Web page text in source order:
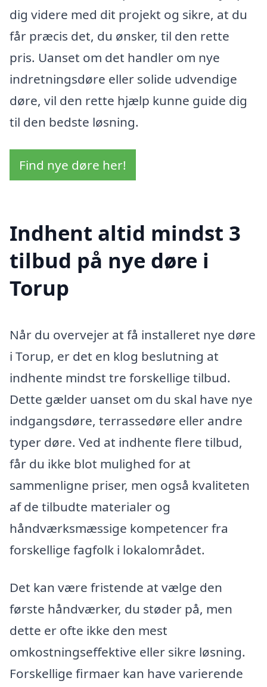
dig videre med dit projekt og sikre, at du
får præcis det, du ønsker, til den rette
pris. Uanset om det handler om nye
indretningsdøre eller solide udvendige
døre, vil den rette hjælp kunne guide dig
til den bedste løsning.
Find nye døre her!
Indhent altid mindst 3
tilbud på nye døre i
Torup
Når du overvejer at få installeret nye døre
i Torup, er det en klog beslutning at
indhente mindst tre forskellige tilbud.
Dette gælder uanset om du skal have nye
indgangsdøre, terrassedøre eller andre
typer døre. Ved at indhente flere tilbud,
får du ikke blot mulighed for at
sammenligne priser, men også kvaliteten
af de tilbudte materialer og
håndværksmæssige kompetencer fra
forskellige fagfolk i lokalområdet.
Det kan være fristende at vælge den
første håndværker, du støder på, men
dette er ofte ikke den mest
omkostningseffektive eller sikre løsning.
Forskellige firmaer kan have varierende